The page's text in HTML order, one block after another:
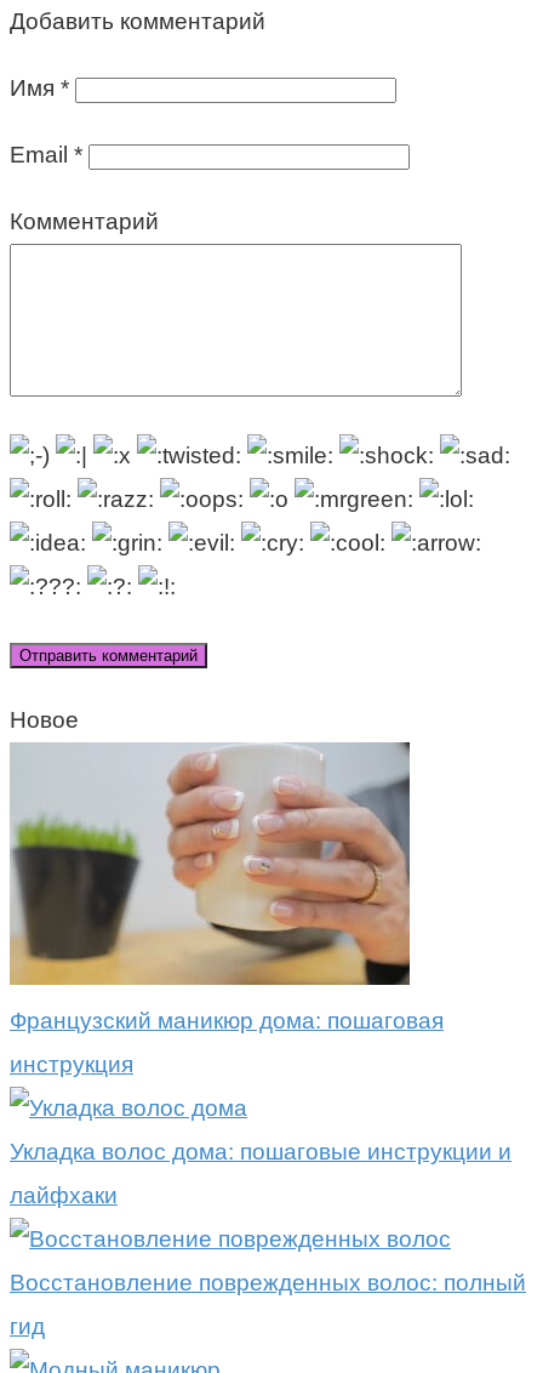
Добавить комментарий
Имя *
Email *
Комментарий
Новое
Французский маникюр дома: пошаговая
инструкция
Укладка волос дома: пошаговые инструкции и
лайфхаки
Восстановление поврежденных волос: полный
гид